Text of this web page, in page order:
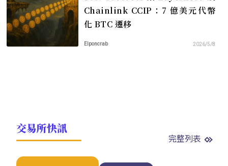
Chainlink CCIP：7 億美元代幣
化 BTC 遷移
Elponcrab 2026/5/8
交易所快訊
完整列表